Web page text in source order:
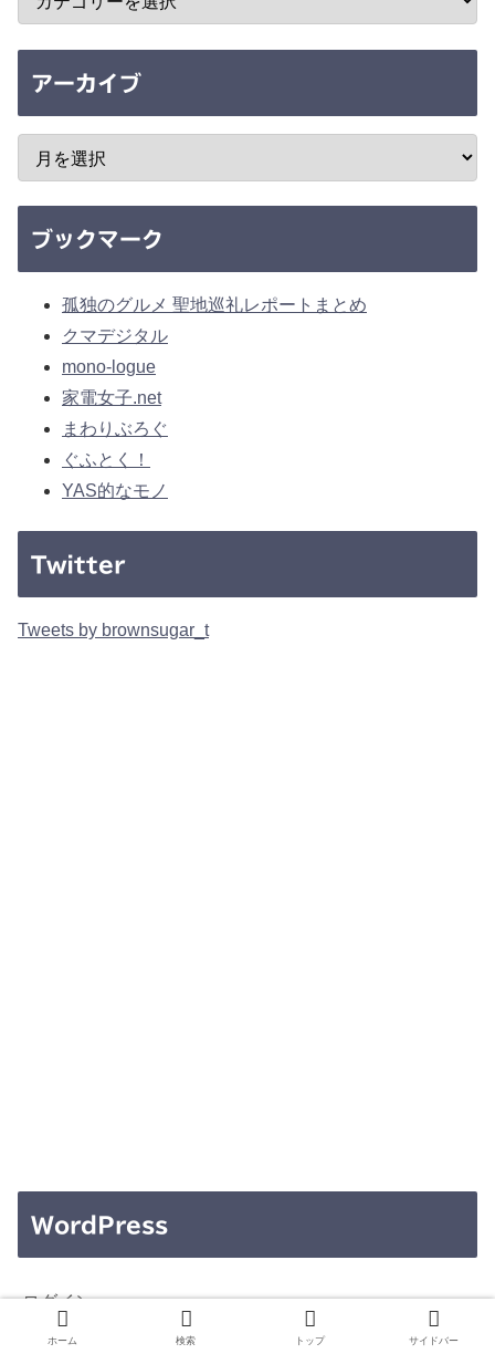
アーカイブ
ブックマーク
孤独のグルメ 聖地巡礼レポートまとめ
クマデジタル
mono-logue
家電女子.net
まわりぶろぐ
ぐふとく！
YAS的なモノ
Twitter
Tweets by brownsugar_t
WordPress
ログイン
ホーム 検索 トップ サイドバー